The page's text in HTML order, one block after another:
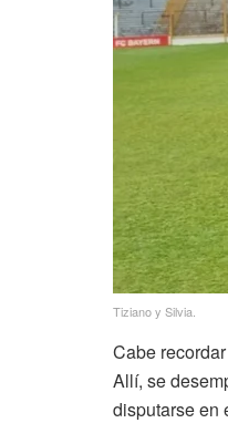
Tiziano y Silvia.
Cabe
Allí, se
disputarse en